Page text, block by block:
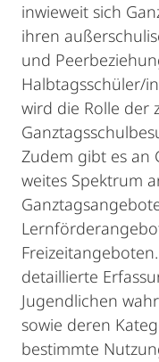
inwieweit sich
ihren
und
Halbtagsschüler/
wird die Rolle der
Zudem gibt es an
weites Spektrum
detaillierte
Jugendlichen
sowie deren
bestimmte